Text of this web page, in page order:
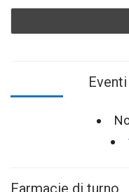
Farmacie di turno